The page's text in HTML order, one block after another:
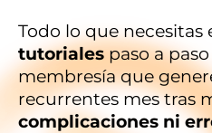
Todo lo que necesitas
tutorialespaso a
membresía que
recurrentes mes tras
complicaciones ni